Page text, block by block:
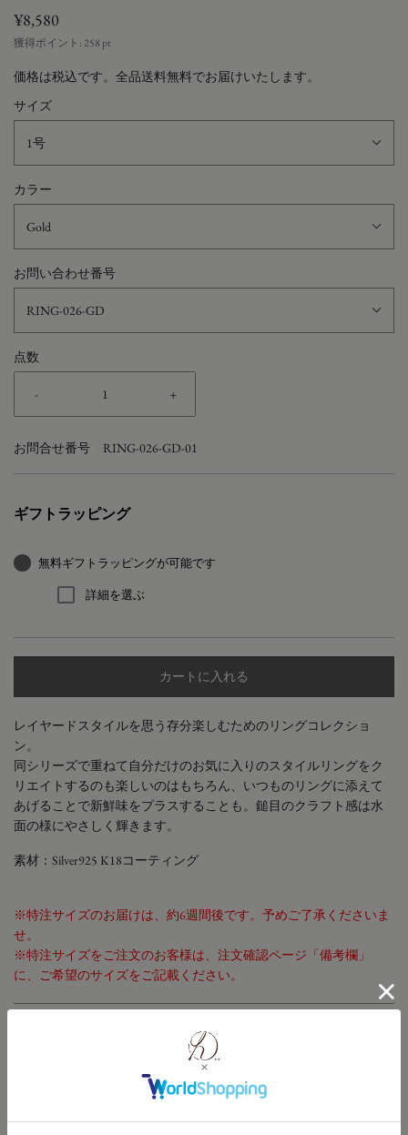
¥8,580
獲得ポイント: 258pt
価格は税込です。全品送料無料でお届けいたします。
サイズ
1号
カラー
Gold
お問い合わせ番号
RING-026-GD
点数
- +
お問合せ番号 RING-026-GD-01
ギフトラッピング
無料ギフトラッピングが可能です
詳細を選ぶ
カートに入れる
レイヤードスタイルを思う存分楽しむためのリングコレクショ
ン。
同シリーズで重ねて自分だけのお気に入りのスタイルリングをク
リエイトするのも楽しいのはもちろん、いつものリングに添えて
あげることで新鮮味をプラスすることも。 鎚目のクラフト感は水
面の様にやさしく輝きます。
素材：Silver925 K18コーティング
※特注サイズのお届けは、約6週間後です。予めご了承くださいま
せ。
※特注サイズをご注文のお客様は、注文確認ページ「備考欄」
に、ご希望のサイズをご記載ください。